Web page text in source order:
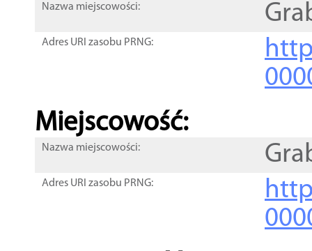
Nazwa miejscowości:
Adres URI zasobu PRNG:
Miejscowość:
Nazwa miejscowości:
Adres URI zasobu PRNG: